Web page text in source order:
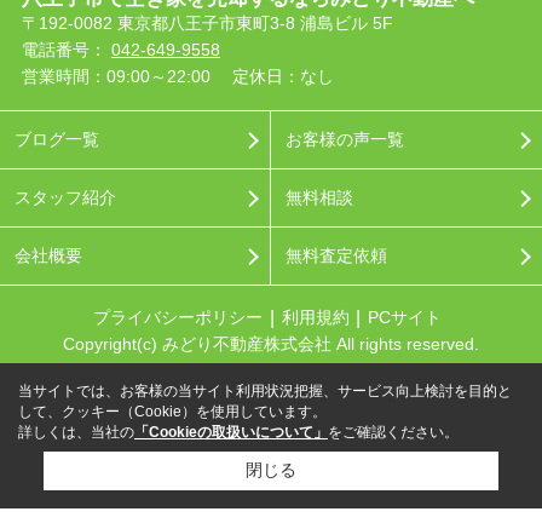
〒192-0082 東京都八王子市東町3-8 浦島ビル 5F
電話番号： 042-649-9558
営業時間：09:00～22:00
定休日：なし
ブログ一覧
スタッフ紹介
会社概要
お客様の声一覧
無料相談
無料査定依頼
プライバシーポリシー 利用規約
PCサイト
Copyright(c) みどり不動産株式会社 All rights reserved.
当サイトでは、お客様の当サイト利用状況把握、サービス向上検討を目的と
して、クッキー（Cookie）を使用しています。
詳しくは、当社の 「Cookieの取扱いについて」 をご確認ください。
閉じる